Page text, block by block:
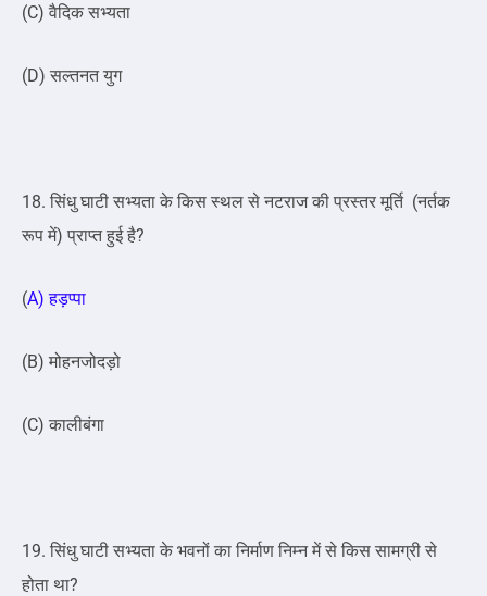
(C) वैदिक सभ्यता
(D) सल्तनत युग
18. सिंधु घाटी सभ्यता के किस स्थल से नटराज की प्रस्तर मूर्ति (नर्तक
रूप में) प्राप्त हुई है?
(A) हड़प्पा
(B) मोहनजोदड़ो
(C) कालीबंगा
19. सिंधु घाटी सभ्यता के भवनों का निर्माण निम्न में से किस सामग्री से
होता था?